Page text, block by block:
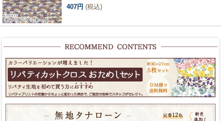
407円 (税込)